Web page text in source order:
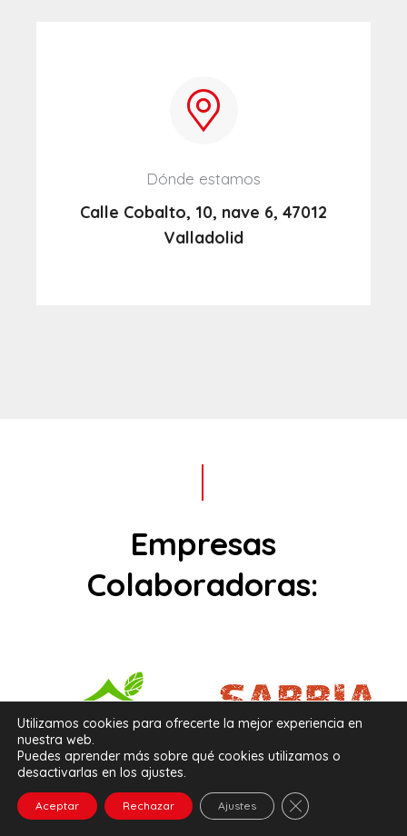
Dónde estamos
Calle Cobalto, 10, nave 6, 47012
Valladolid
Empresas
Colaboradoras:
Utilizamos cookies para ofrecerte la mejor experiencia en
nuestra web.
Puedes aprender más sobre qué cookies utilizamos o
desactivarlas en los ajustes.
Aceptar Rechazar Ajustes Cerrar el banner